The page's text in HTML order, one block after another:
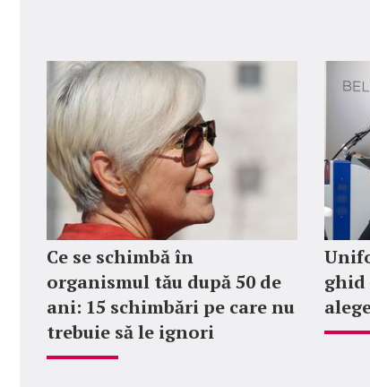
Ce se schimbă în
organismul tău după 50 de
ani: 15 schimbări pe care nu
trebuie să le ignori
ghid